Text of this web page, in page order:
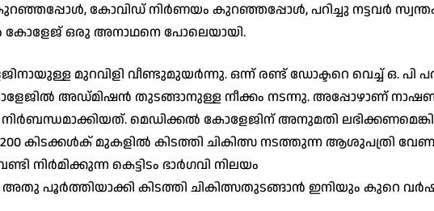
കോവിഡ് നിർണയം കുറഞ്ഞപ്പോൾ, പറിച്ചു നട്ടവർ സ്വന്തം
കോളേജ് ഒരു അനാഥനെ പോലെയായി.
മുറവിളി വീണ്ടുമുയർന്നു. ഒന്ന് രണ്ട് ഡോക്ടറെ വെച്ച് ഒ. പി
അഡ്മിഷൻ തുടങ്ങാനുള്ള നീക്കം നടന്നു. അപ്പോഴാണ്
മെഡിക്കൽ കോളേജിന് അനുമതി
കിടക്കൾക് മുകളിൽ കിടത്തി ചികിത്സ നടത്തുന്ന ആശുപത്രി
നിർമിക്കുന്ന കെട്ടിടം ഭാർഗവി നിലയം
അതു പൂർത്തിയാക്കി കിടത്തി ചികിത്സതുടങ്ങാൻ ഇനിയും കുറെ